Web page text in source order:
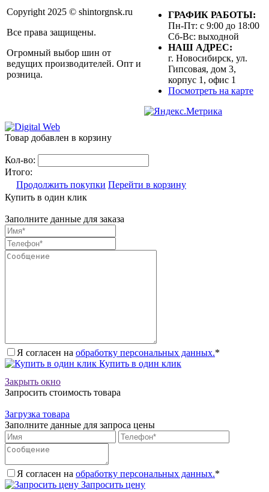
Copyright 2025 © shintorgnsk.ru
Все права защищены.
Огромный выбор шин от
ведущих производителей. Опт и
розница.
ГРАФИК РАБОТЫ:
Пн-Пт: с 9:00 до 18:00
Сб-Вс: выходной
НАШ АДРЕС:
г. Новосибирск, ул.
Гипсовая, дом 3,
корпус 1, офис 1
Посмотреть на карте
Товар добавлен в корзину
Кол-во:
Итого:
Продолжить покупки Перейти в корзину
Купить в один клик
Заполните данные для заказа
Я согласен на обработку персональных данных.*
Купить в один клик
Закрыть окно
Запросить стоимость товара
Загрузка товара
Заполните данные для запроса цены
Я согласен на обработку персональных данных.*
Запросить цену